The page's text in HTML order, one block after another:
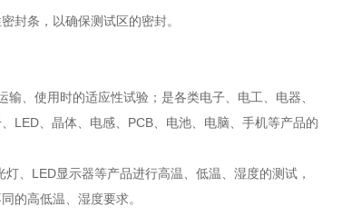
封条，以确保测试区的密封。
、使用时的适应性试验；是各类电子、电工、电器、
LED、晶体、电感、PCB、电池、电脑、手机等产品的
、LED显示器等产品进行高温、低温、湿度的测试，
的高低温、湿度要求。